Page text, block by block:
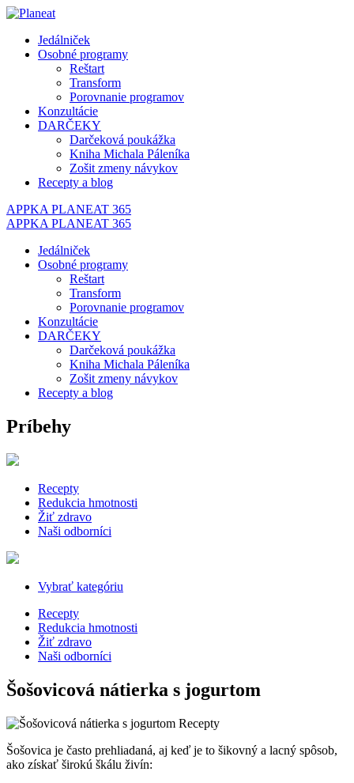
Jedálniček
Osobné programy
Reštart
Transform
Porovnanie programov
Konzultácie
DARČEKY
Darčeková poukážka
Kniha Michala Páleníka
Zošit zmeny návykov
Recepty a blog
APPKA PLANEAT 365
APPKA PLANEAT 365
Jedálniček
Osobné programy
Reštart
Transform
Porovnanie programov
Konzultácie
DARČEKY
Darčeková poukážka
Kniha Michala Páleníka
Zošit zmeny návykov
Recepty a blog
Príbehy
Recepty
Redukcia hmotnosti
Žiť zdravo
Naši odborníci
Vybrať kategóriu
Recepty
Redukcia hmotnosti
Žiť zdravo
Naši odborníci
Šošovicová nátierka s jogurtom
Recepty
Šošovica je často prehliadaná, aj keď je to šikovný a lacný spôsob,
ako získať širokú škálu živín: